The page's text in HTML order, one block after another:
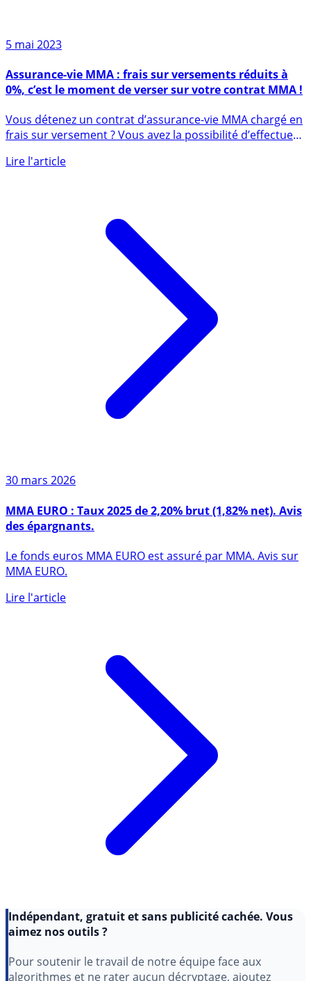
5 mai 2023
0%, c’est le moment de verser sur votre contrat MMA !
frais sur versement ? Vous avez la possibilité d’effectuer
30 mars 2026
MMA EURO : Taux 2025 de 2,20% brut (1,82% net). Avis
des épargnants.
MMA EURO.
aimez nos outils ?